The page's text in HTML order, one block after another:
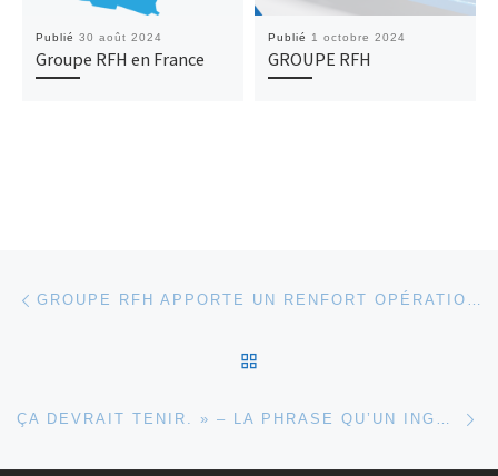
Publié 30 août 2024
Groupe RFH en France
Publié 1 octobre 2024
GROUPE RFH
Parcourir les articles GROUPE RFH APPORTE UN RENFORT OPÉRATIONNEL À VOS SERVICES MAINTENANCE, EN HYDRAULIQUE, ÉLECTRICITÉ INDUSTRIELLE & AUTOMATISMES
ÇA DEVRAIT TENIR. » – LA PHRASE QU’UN INGÉNIEUR NE DEVRAIT JAMAIS PRONONCER.